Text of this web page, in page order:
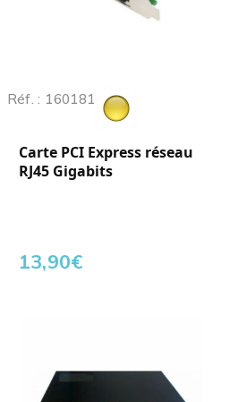
Réf. : 160181
Carte PCI Express réseau
RJ45 Gigabits
13,90€